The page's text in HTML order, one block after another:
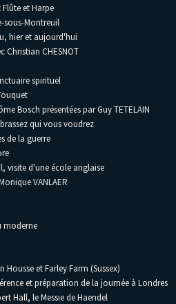
et Harpe
sous-Montreuil
hier et aujourd'hui
Christian CHESNOT
spirituel
Bosch présentées par Guy TETELAIN
qui vous voudrez
de la guerre
visite d'une école anglaise
VANLAER
moderne
Housse et Farley Farm (Sussex)
et préparation de la journée à Londres
Hall, le Messie de Haendel